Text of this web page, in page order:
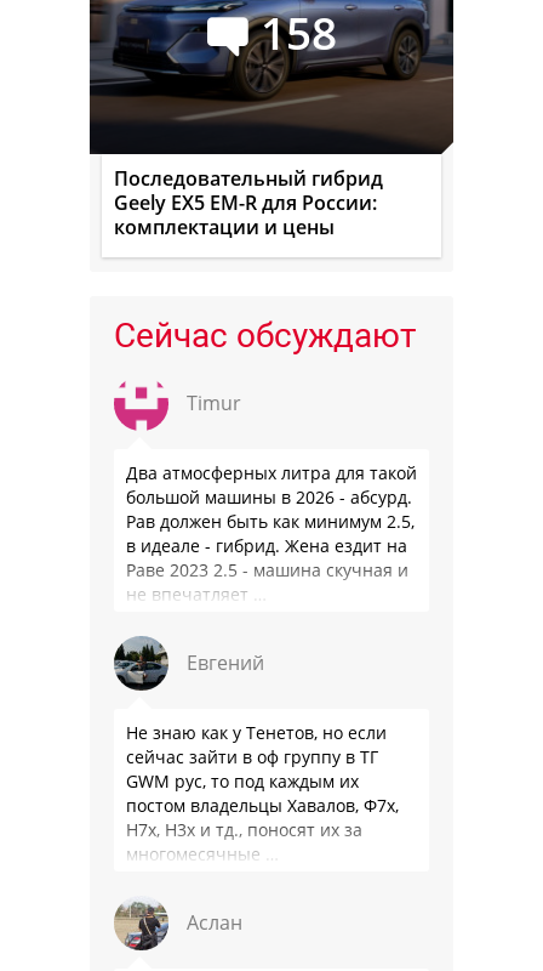
158
Последовательный гибрид
Geely EX5 EM-R для России:
комплектации и цены
Сейчас обсуждают
Timur
Два атмосферных литра для такой
большой машины в 2026 - абсурд.
Рав должен быть как минимум 2.5,
в идеале - гибрид. Жена ездит на
Раве 2023 2.5 - машина скучная и
не впечатляет …
Евгений
Не знаю как у Тенетов, но если
сейчас зайти в оф группу в ТГ
GWM рус, то под каждым их
постом владельцы Хавалов, Ф7х,
Н7х, Н3х и тд., поносят их за
многомесячные …
Аслан